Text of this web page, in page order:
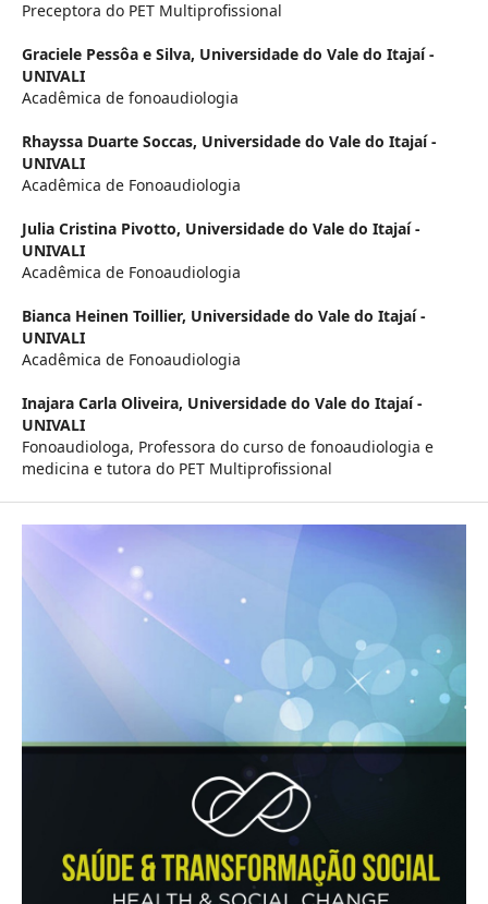
Preceptora do PET Multiprofissional
Graciele Pessôa e Silva, Universidade do Vale do Itajaí -
UNIVALI
Acadêmica de fonoaudiologia
Rhayssa Duarte Soccas, Universidade do Vale do Itajaí -
UNIVALI
Acadêmica de Fonoaudiologia
Julia Cristina Pivotto, Universidade do Vale do Itajaí -
UNIVALI
Acadêmica de Fonoaudiologia
Bianca Heinen Toillier, Universidade do Vale do Itajaí -
UNIVALI
Acadêmica de Fonoaudiologia
Inajara Carla Oliveira, Universidade do Vale do Itajaí -
UNIVALI
Fonoaudiologa, Professora do curso de fonoaudiologia e
medicina e tutora do PET Multiprofissional